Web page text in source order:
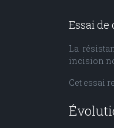
Essai de
La
incision
Cet essai